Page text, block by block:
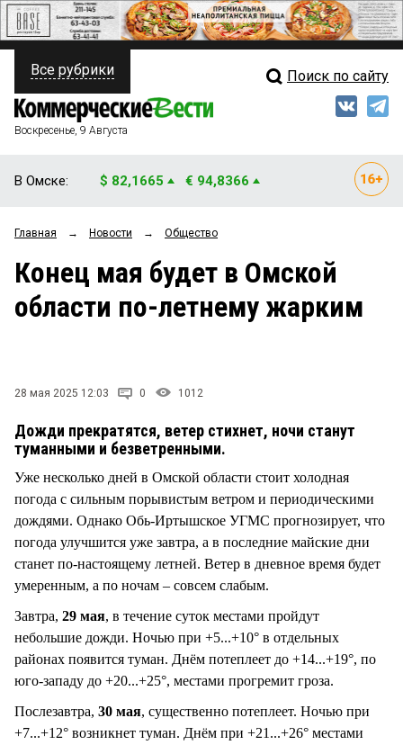
ПОЛИТИКА
ФИНАНСЫ
ОБЩЕСТВО
ЗАКОН
Свежий выпуск
Рейтинги
Блоги
Все рубрики Поиск по сайту
Воскресенье, 9 Августа
В Омске: $ 82,1665 € 94,8366
Главная → Новости → Общество
Конец мая будет в Омской
области по-летнему жарким
28 мая 2025 12:03 0 1012
Дожди прекратятся, ветер стихнет, ночи станут
туманными и безветренными.
Уже несколько дней в Омской области стоит холодная
погода с сильным порывистым ветром и периодическими
дождями. Однако Обь-Иртышское УГМС прогнозирует, что
погода улучшится уже завтра, а в последние майские дни
станет по-настоящему летней. Ветер в дневное время будет
умеренным, а по ночам – совсем слабым.
Завтра, 29 мая, в течение суток местами пройдут
небольшие дожди. Ночью при +5...+10° в отдельных
районах появится туман. Днём потеплеет до +14...+19°, по
юго-западу до +20...+25°, местами прогремит гроза.
Послезавтра, 30 мая, существенно потеплеет. Ночью при
+7...+12° возникнет туман. Днём при +21...+26° местами